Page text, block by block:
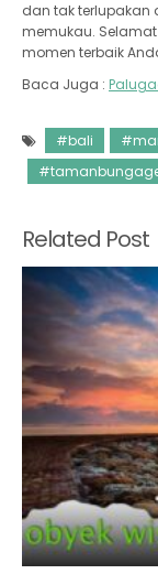
dan tak
memukau.
momen terbaik
Baca Juga :
#bali
Related Post